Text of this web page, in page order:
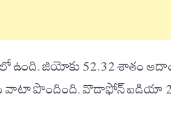
జియోకు 52.32 శాతం
వాటా పొందింది. వొడాఫోన్ ఐడియా